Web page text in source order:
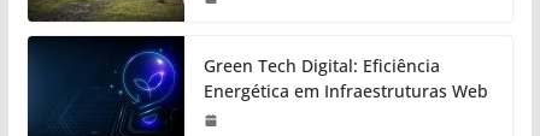
Green Tech Digital: Eficiência
Energética em Infraestruturas Web